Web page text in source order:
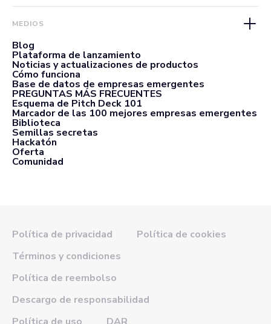
MEDIOS
Blog
Plataforma de lanzamiento
Noticias y actualizaciones de productos
Cómo funciona
Base de datos de empresas emergentes
PREGUNTAS MÁS FRECUENTES
Esquema de Pitch Deck 101
Marcador de las 100 mejores empresas emergentes
Biblioteca
Semillas secretas
Hackatón
Oferta
Comunidad
Política de privacidad
Política de cookies
Términos y condiciones
Política de reembolso
Descargo de responsabilidad